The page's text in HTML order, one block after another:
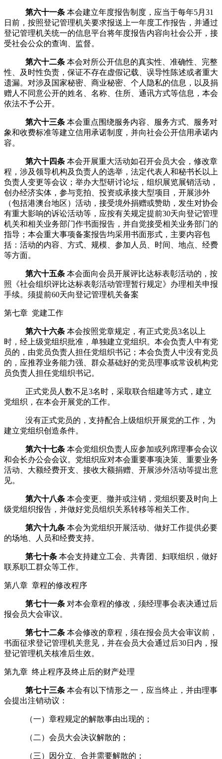
第六十一条 本会建立年度报告制度，应当于每年5月 31
日前，按照登记管理机关要求报送上一年度工作报告，并通过
登记管理机关统一的信息平台将年度报告内容向社会公开，接
受社会公众的查询、监督。
第六十二条 本会对所公开信息的真实性、准确性、完整
性、及时性负责，保证不存在虚假记载、误导性陈述或者重大
遗漏。对涉及国家秘密、商业秘密、个人隐私的信息，以及捐
赠人不同意公开的姓名、名称、住所、通讯方式等信息，本会
依法不予公开。
第六十三条 本会重点围绕服务内容、服务方式、服务对
象和收费标准等建立信用承诺制度，并向社会公开信用承诺内
容。
第六十四条 本会开展重大活动如召开会员大会 ，修改章
程，涉及领导机构及负责人的选举，法定代表人和秘书长以上
负责人变更等会议；举办大型研讨论坛，组织展览展销活动，
创办经济实体，参与竞拍、投资或承接大型项目，开展涉外
（包括港澳台地区）活动，接受境外捐赠或赞助，发生对协会
有重大影响的诉讼活动等，应按有关规定提前30天向登记管理
机关和相关业务部门作书面报告，并自觉接受相关业务部门的
指导； 本会重大事项备案报告均采用书面形式，主要内容包
括：活动的内容、方式、规模、参加人员、时间、地点、经费
等方面。
第六十五条 本会面向会员开展评比达标表彰活动的，按
照《社会组织评比达标表彰活动管理暂行规定》办理相关申报
手续。须提前60天向登记管理机关备案
第七章 党建工作
第六十六条 本会按照党章规定，有正式党员3名以上
时，经上级党组织批准，单独建立党组织。本会负责人中有党
员的，由党员负责人担任党组织书记；本会负责人中没有党员
的，应推荐业务能力强、群众基础好的党员理事或常设机构党
员负责人担任党组织书记。
正式党员人数不足3名时，采取联合组建等方式，建立
党组织，在本会开展党的工作。
没有正式党员的，支持配合上级组织开展党的工作，为
建立党组织创造条件。
第六十七条 本会党组织负责人应参加或列席理事会会议
和会长办公会会议。党组织应对本会重要事项决策、重要业务
活动、大额经费开支、接收大额捐赠、开展涉外活动等提出意
见。
第六十八条 本会变更、撤并或注销，党组织要及时向上
级党组织报告，并做好党员组织关系转移等相关工作。
第六十九条 本会为党组织开展活动、做好工作提供必要
的场地、人员和经费支持。
第七十条 本会支持建立工会、共青团、妇联组织，做好
联系职工群众等工作。
第八章 章程的修改程序
第七十一条 对本会章程的修改，须经理事会表决通过后
报会员大会审议。
第七十二条 本会修改的章程，须在报会员大会审议前，
书面征求登记管理机关意见，并在会员大会通过后30日内，报
登记管理机关核准后生效。
第九章 终止程序及终止后的财产处理
第七十三条 本会有以下情形之一，应当终止，并由理事
会提出注销动议：
（一）章程规定的解散事由出现的；
（二） 会员大会决议解散的；
（三）因分立、合并需要解散的；